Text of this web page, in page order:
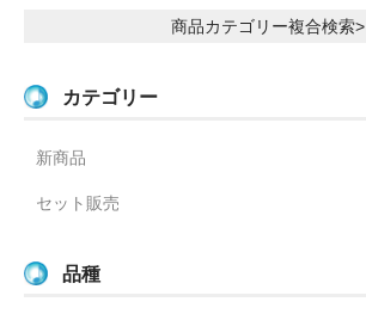
商品カテゴリー複合検索>
カテゴリー
新商品
セット販売
品種